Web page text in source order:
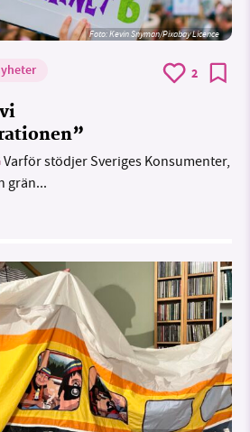
Foto:Kevin Snyman/Pixabay Licence
2
Varför stödjer Sveriges Konsumenter,
grän...